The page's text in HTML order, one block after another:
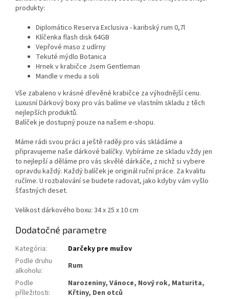
produkty:
Diplomático Reserva Exclusiva - karibský rum 0,7l
Klíčenka flash disk 64GB
Vepřové maso z udírny
Tekuté mýdlo Botanica
Hrnek v krabičce Jsem Gentleman
Mandle v medu a soli
Vše zabaleno v krásné dřevěné krabičce za výhodnější cenu.
Luxusní Dárkový boxy pro vás balíme ve vlastním skladu z těch
nejlepších produktů.
Balíček je dostupný pouze na našem e-shopu.
Máme rádi svou práci a ještě raději pro vás skládáme a
připravujeme naše dárkové balíčky. Vybíráme ze skladu vždy jen
to nejlepší a děláme pro vás skvělé dárkáče, z nichž si vybere
opravdu každý. Každý balíček je originál ruční práce. Za kvalitu
ručíme. U rozbalování se budete radovat, jako kdyby vám vyšlo
šťastných deset.
Velikost dárkového boxu: 34 x 25 x 10 cm
Dodatočné parametre
Kategória:
Darčeky pre mužov
Podle druhu
alkoholu:
Rum
Podle
příležitosti:
Narozeniny, Vánoce, Nový rok, Maturita,
Křtiny, Den otců